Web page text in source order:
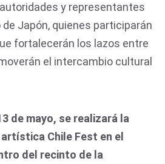
y representantes
Japón, quienes participarán
fortalecerán los lazos entre
el intercambio cultural
de mayo, se realizará la
Chile Fest en el
del recinto de la